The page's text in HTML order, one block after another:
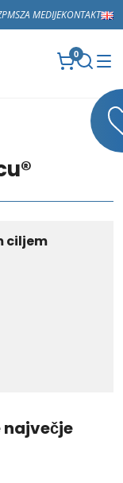
ZA MEDIJEKONTAKT
0
ciljem
največje